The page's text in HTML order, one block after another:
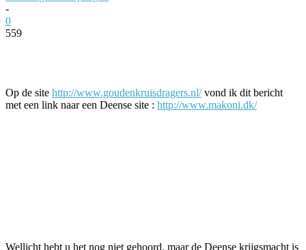
-
0
559
Op de site http://www.goudenkruisdragers.nl/vond ik dit bericht
met een link naar een Deense site : http://www.makoni.dk/
Wellicht hebt u het nog niet gehoord, maar de Deense krijgsmacht is